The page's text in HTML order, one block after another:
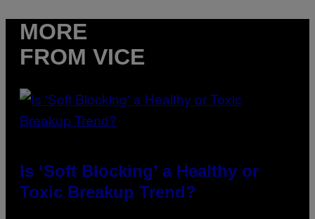
MORE
FROM VICE
Is ‘Soft Blocking’ a Healthy or
Toxic Breakup Trend?